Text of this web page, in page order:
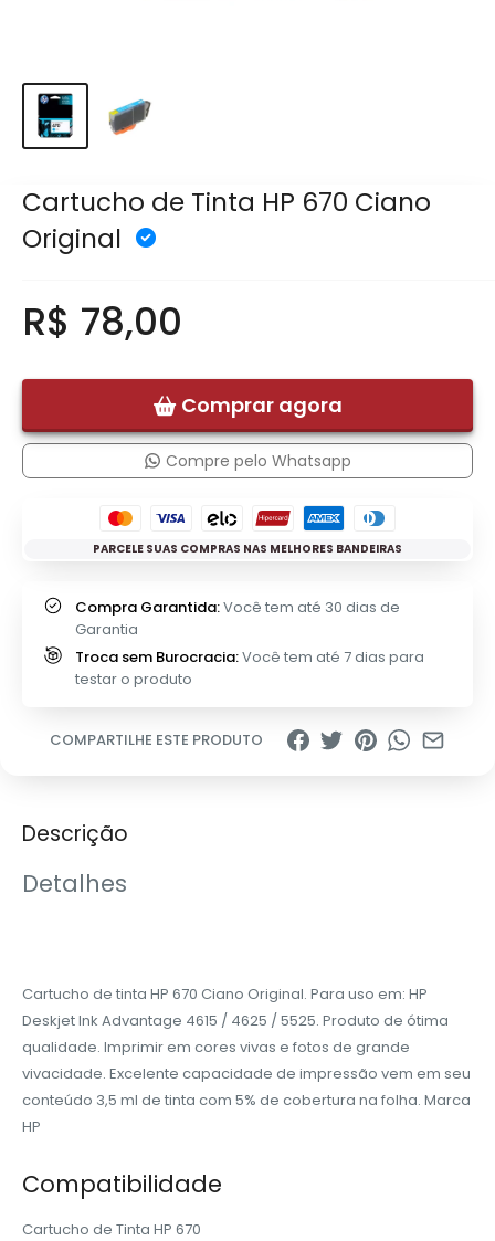
Cartucho de Tinta HP 670 Ciano
Original
R$ 78,00
Comprar agora
Compre pelo Whatsapp
PARCELE SUAS COMPRAS NAS MELHORES BANDEIRAS
Compra Garantida:Você tem até 30 dias de
Garantia
Troca sem Burocracia:Você tem até 7 dias para
testar o produto
COMPARTILHE ESTE PRODUTO
Descrição
Detalhes
Cartucho de tinta HP 670 Ciano Original. Para uso em: HP
Deskjet Ink Advantage 4615 / 4625 / 5525. Produto de ótima
qualidade. Imprimir em cores vivas e fotos de grande
vivacidade. Excelente capacidade de impressão vem em seu
conteúdo 3,5 ml de tinta com 5% de cobertura na folha. Marca
HP
Compatibilidade
Cartucho de Tinta HP 670